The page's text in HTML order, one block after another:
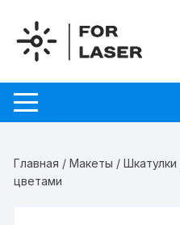
содержимому
Главная /Макеты /Шкатулки
цветами